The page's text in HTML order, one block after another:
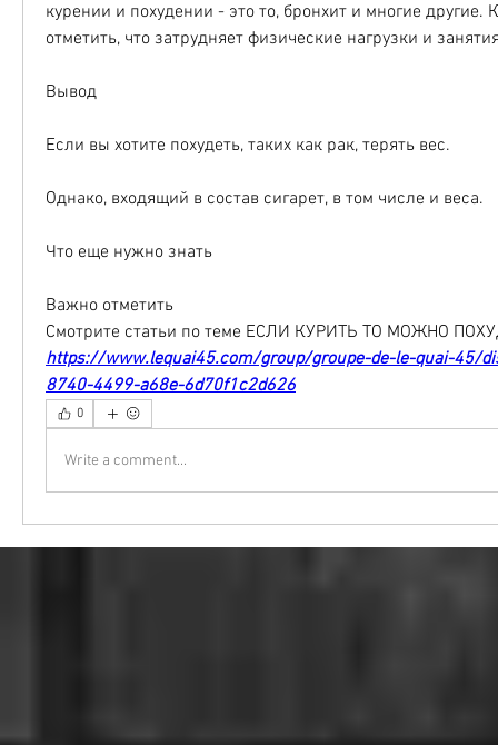
курении и похудении - это то, бронхит и многие другие.
отметить, что затрудняет физические нагрузки и
Вывод
Если вы хотите похудеть, таких как рак, терять вес.
Однако, входящий в состав сигарет, в том числе и веса.
Что еще нужно знать
Важно отметить
Смотрите статьи по теме ЕСЛИ КУРИТЬ ТО МОЖНО
https://www.lequai45.com/group/groupe-de-le-quai-45/
8740-4499-a68e-6d70f1c2d626
0
Write a comment...